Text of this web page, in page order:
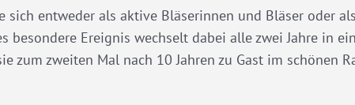
sich entweder als aktive Bläserinnen und Bläser oder
besondere Ereignis wechselt dabei alle zwei Jahre in
zum zweiten Mal nach 10 Jahren zu Gast im schönen